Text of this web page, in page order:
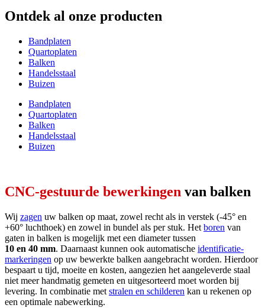
Ontdek al onze producten
Bandplaten
Quartoplaten
Balken
Handelsstaal
Buizen
Bandplaten
Quartoplaten
Balken
Handelsstaal
Buizen
CNC-gestuurde bewerkingen van balken
Wij zagen uw balken op maat, zowel recht als in verstek (-45° en
+60° luchthoek) en zowel in bundel als per stuk. Het boren van
gaten in balken is mogelijk met een diameter tussen
10 en 40 mm. Daarnaast kunnen ook automatische identificatie-
markeringen op uw bewerkte balken aangebracht worden. Hierdoor
bespaart u tijd, moeite en kosten, aangezien het aangeleverde staal
niet meer handmatig gemeten en uitgesorteerd moet worden bij
levering. In combinatie met stralen en schilderen kan u rekenen op
een optimale nabewerking.